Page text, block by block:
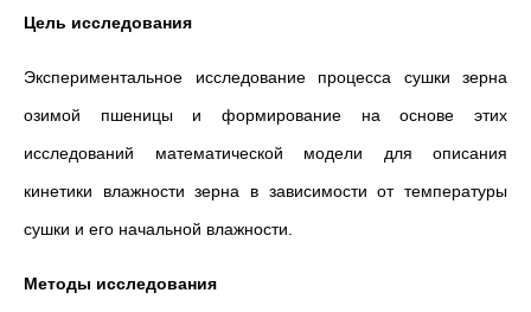
Цель исследования
Экспериментальное исследование процесса сушки зерна
озимой пшеницы и формирование на основе этих
исследований математической модели для описания
кинетики влажности зерна в зависимости от температуры
сушки и его начальной влажности.
Методы исследования